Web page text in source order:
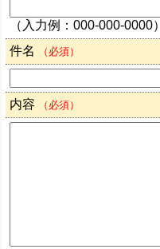
（入力例：000-000-0000）
件名
（必須）
内容 （必須）